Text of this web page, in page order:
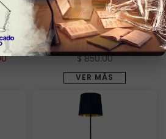
Lámpara de Piso
Exterior BANTRY
EXT-497-001
$ 850.00
VER MÁS